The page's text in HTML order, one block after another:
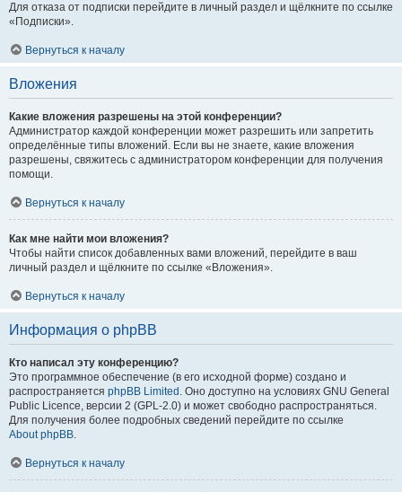
Для отказа от подписки перейдите в личный раздел и щёлкните по ссылке
«Подписки».
Вернуться к началу
Вложения
Какие вложения разрешены на этой конференции?
Администратор каждой конференции может разрешить или запретить
определённые типы вложений. Если вы не знаете, какие вложения
разрешены, свяжитесь с администратором конференции для получения
помощи.
Вернуться к началу
Как мне найти мои вложения?
Чтобы найти список добавленных вами вложений, перейдите в ваш
личный раздел и щёлкните по ссылке «Вложения».
Вернуться к началу
Информация о phpBB
Кто написал эту конференцию?
Это программное обеспечение (в его исходной форме) создано и
распространяется phpBB Limited . Оно доступно на условиях GNU General
Public Licence, версии 2 (GPL-2.0) и может свободно распространяться.
Для получения более подробных сведений перейдите по ссылке
About phpBB.
Вернуться к началу